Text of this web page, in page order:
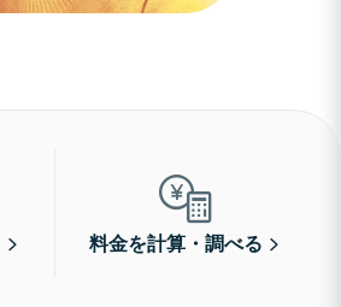
料金を計算・調べる